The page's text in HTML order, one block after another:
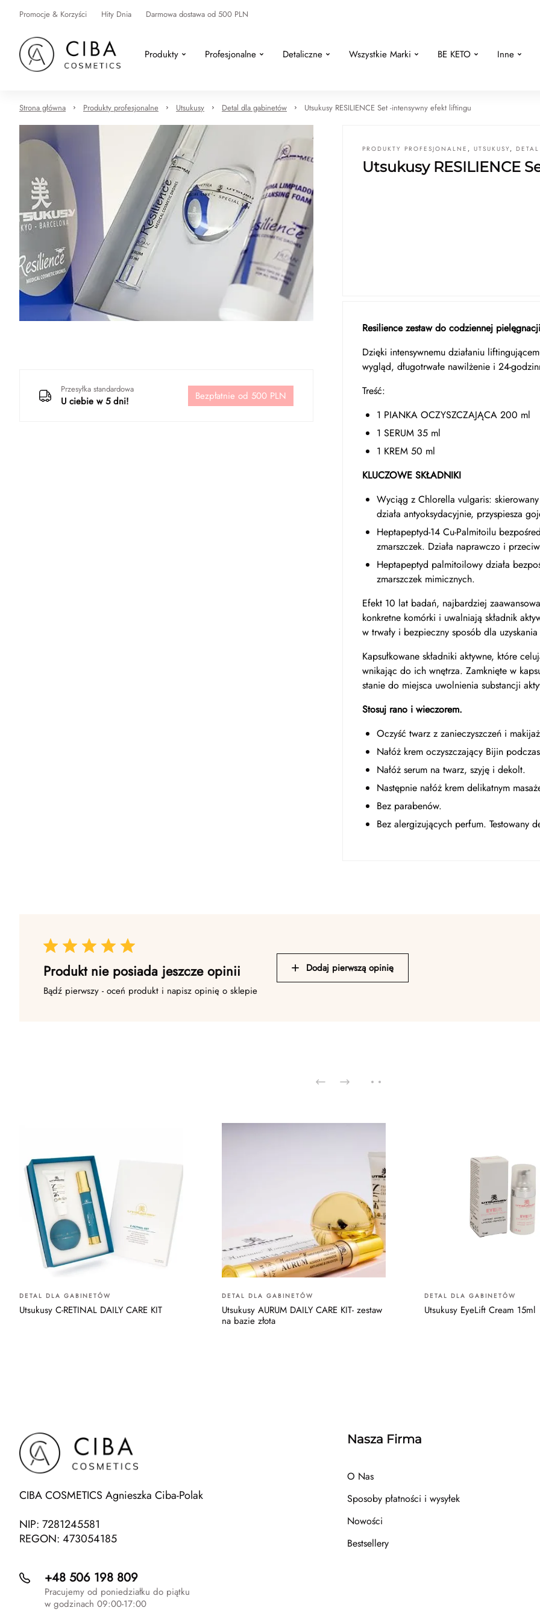
Promocje & Korzyści Hity Dnia Darmowa dostawa od 500 PLN
Produkty Profesjonalne Detaliczne Wszystkie Marki BE KETO Inne
Strona główna Produkty profesjonalne Utsukusy Detal dla gabinetów Utsukusy RESILIENCE Set -intensywny efekt liftingu
Przesyłka standardowa
U ciebie w 5 dni! Bezpłatnie od 500 PLN
PRODUKTY PROFESJONALNE , UTSUKUSY,
Utsukusy RESILIENCE
Resilience zestaw do codziennej
Dzięki intensywnemu działaniu
wygląd, długotrwałe nawilżenie i 24-
Treść:
1 PIANKA OCZYSZCZAJĄCA 200 ml
1 SERUM 35 ml
1 KREM 50 ml
KLUCZOWE SKŁADNIKI
Wyciąg z Chlorella vulgaris:
działa antyoksydacyjnie, przyspiesza
Heptapeptyd-14 Cu-Palmitoilu
zmarszczek. Działa naprawczo i
Heptapeptyd palmitoilowy działa
zmarszczek mimicznych.
Efekt 10 lat badań, najbardziej
konkretne komórki i uwalniają składnik
w trwały i bezpieczny sposób dla
Kapsułkowane składniki aktywne, które
wnikając do ich wnętrza. Zamknięte w
stanie do miejsca uwolnienia substancji
Stosuj rano i wieczorem.
Oczyść twarz z zanieczyszczeń i
Nałóż krem ​​oczyszczający Bijin
Nałóż serum na twarz, szyję i dekolt.
Następnie nałóż krem ​​delikatnym
Bez parabenów.
Bez alergizujących perfum. Testowany
Produkt nie posiada jeszcze opinii
Bądź pierwszy - oceń produkt i napisz opinię o sklepie
Dodaj pierwszą opinię
DETAL DLA GABINETÓW
Utsukusy C-RETINAL DAILY CARE KIT
DETAL DLA GABINETÓW
Utsukusy AURUM DAILY CARE KIT- zestaw
na bazie złota
DETAL DLA GABINETÓW
Utsukusy EyeLift Cream 15ml
CIBA COSMETICS Agnieszka Ciba-Polak
NIP: 7281245581
REGON: 473054185
+48 506 198 809
Pracujemy od poniedziałku do piątku
w godzinach 09:00-17:00
Nasza Firma
O Nas
Sposoby płatności i wysyłek
Nowości
Bestsellery